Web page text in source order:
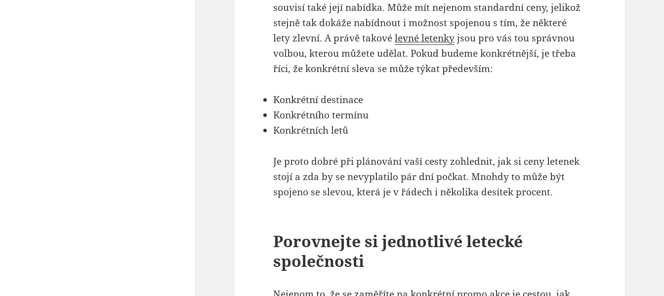
souvisí také její nabídka. Může mít nejenom standardní ceny, jelikož
stejně tak dokáže nabídnout i možnost spojenou s tím, že některé
lety zlevní. A právě takovélevné letenkyjsou pro vás tou správnou
volbou, kterou můžete udělat. Pokud budeme konkrétnější, je třeba
říci, že konkrétní sleva se může týkat především:
Konkrétní destinace
Konkrétního termínu
Konkrétních letů
Je proto dobré při plánování vaší cesty zohlednit, jak si ceny letenek
stojí a zda by se nevyplatilo pár dní počkat. Mnohdy to může být
spojeno se slevou, která je v řádech i několika desítek procent.
Porovnejte si jednotlivé letecké
společnosti